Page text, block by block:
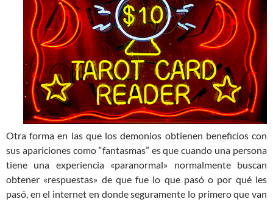
Otra forma en las que los demonios obtienen beneficios con
sus apariciones como “fantasmas” es que cuando una persona
tiene una experiencia «paranormal» normalmente buscan
obtener «respuestas» de que fue lo que pasó o por qué les
pasó, en el internet en donde seguramente lo primero que van